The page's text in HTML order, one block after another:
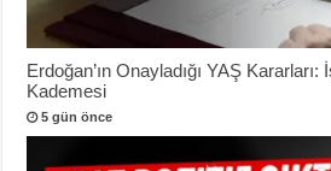
Erdoğan’ın Onayladığı YAŞ
Kademesi
5 gün önce